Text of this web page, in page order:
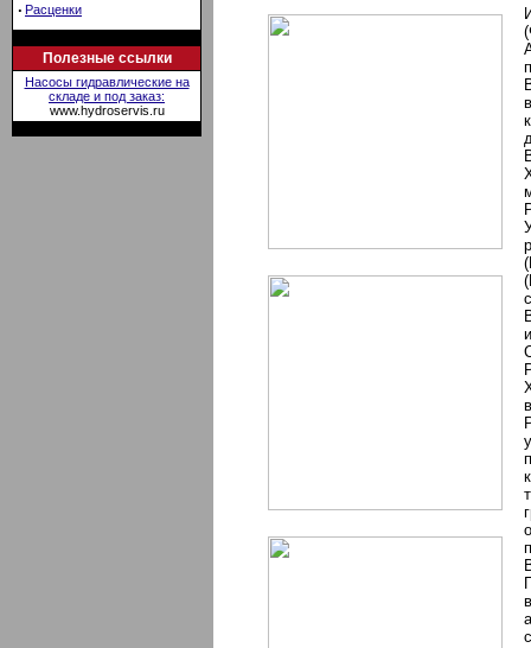
· Расценки
Полезные ссылки
Насосы гидравлические на
складе и под заказ:
www.hydroservis.ru